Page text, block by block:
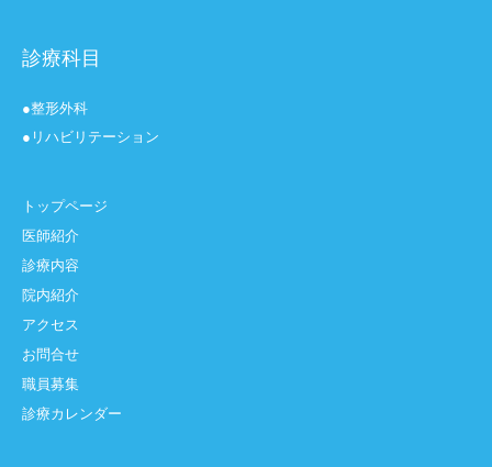
診療科目
●整形外科
●リハビリテーション
トップページ
医師紹介
診療内容
院内紹介
アクセス
お問合せ
職員募集
診療カレンダー